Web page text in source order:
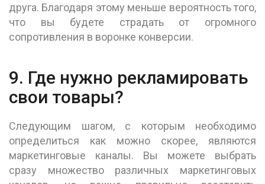
друга. Благодаря этому меньше вероятность того,
что вы будете страдать от огромного
сопротивления в воронке конверсии.
9. Где нужно рекламировать
свои товары?
Следующим шагом, с которым необходимо
определиться как можно скорее, являются
маркетинговые каналы. Вы можете выбрать
сразу множество различных маркетинговых